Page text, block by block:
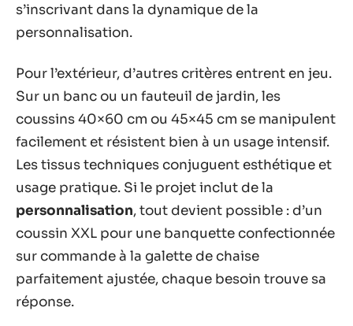
s’inscrivant dans la dynamique de la
personnalisation.
Pour l’extérieur, d’autres critères entrent en jeu.
Sur un banc ou un fauteuil de jardin, les
coussins 40×60 cm ou 45×45 cm se manipulent
facilement et résistent bien à un usage intensif.
Les tissus techniques conjuguent esthétique et
usage pratique. Si le projet inclut de la
personnalisation, tout devient possible : d’un
coussin XXL pour une banquette confectionnée
sur commande à la galette de chaise
parfaitement ajustée, chaque besoin trouve sa
réponse.